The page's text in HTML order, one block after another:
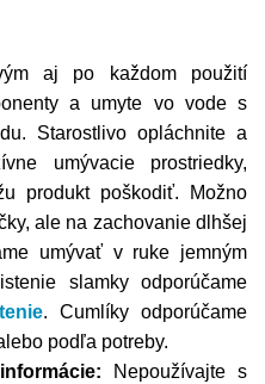
aj po každom použití
a umyte vo vode s
Starostlivo opláchnite a
umývacie prostriedky,
produkt poškodiť. Možno
ale na zachovanie dlhšej
umývať v ruke jemným
slamky odporúčame
. Cumlíky odporúčame
podľa potreby.
Nepoužívajte s